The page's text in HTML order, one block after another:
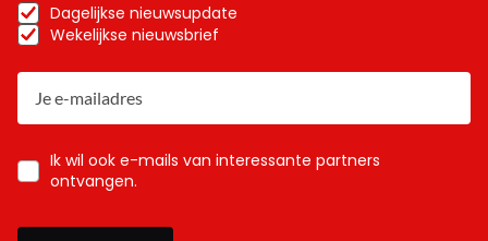
Dagelijkse nieuwsupdate
Wekelijkse nieuwsbrief
Ik wil ook e-mails van interessante partners
ontvangen.